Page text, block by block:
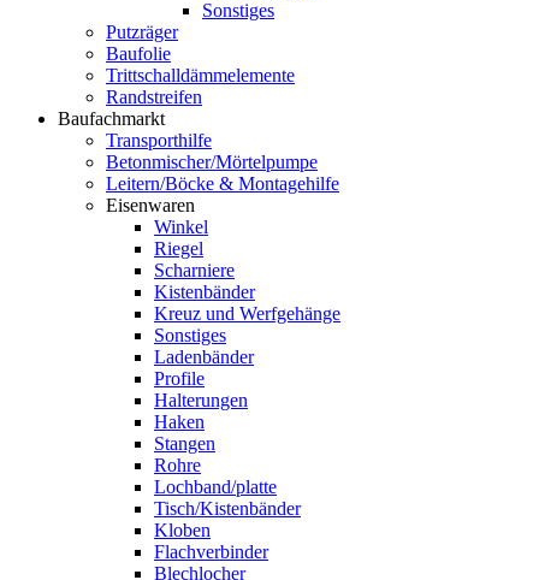
Sonstiges
Putzräger
Baufolie
Trittschalldämmelemente
Randstreifen
Baufachmarkt
Transporthilfe
Betonmischer/Mörtelpumpe
Leitern/Böcke & Montagehilfe
Eisenwaren
Winkel
Riegel
Scharniere
Kistenbänder
Kreuz und Werfgehänge
Sonstiges
Ladenbänder
Profile
Halterungen
Haken
Stangen
Rohre
Lochband/platte
Tisch/Kistenbänder
Kloben
Flachverbinder
Blechlocher